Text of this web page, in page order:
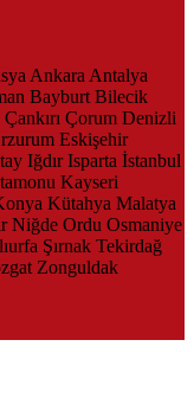
Ankara Antalya
Bayburt Bilecik
Çankırı Çorum Denizli
Eskişehir
Iğdır Isparta İstanbul
Kayseri
Kütahya Malatya
Niğde Ordu Osmaniye
Şırnak Tekirdağ
Zonguldak